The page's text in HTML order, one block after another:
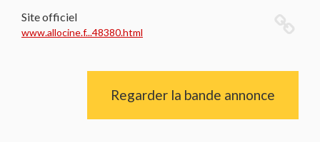
Site officiel
www.allocine.f...48380.html
Regarder la bande annonce